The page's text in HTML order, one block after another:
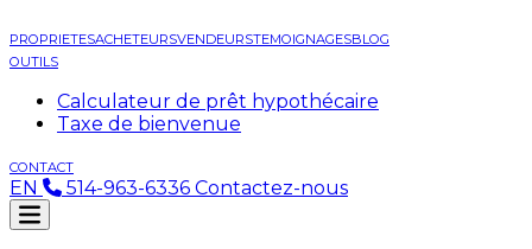
PROPRIETESACHETEURSVENDEURSTEMOIGNAGESBLOG
OUTILS
Calculateur de prêt hypothécaire
Taxe de bienvenue
CONTACT
EN 514-963-6336 Contactez-nous